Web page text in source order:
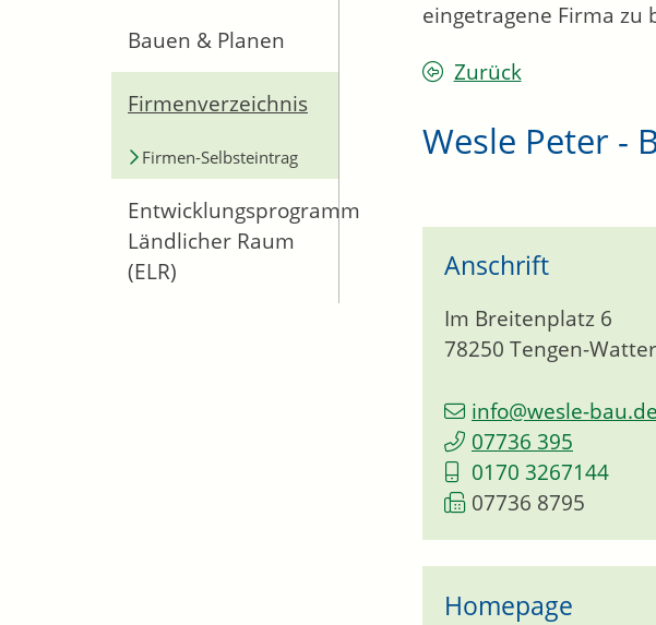
Bauen & Planen
Firmenverzeichnis
Firmen-Selbsteintrag
Entwicklungsprogramm
Ländlicher Raum
(ELR)
eingetragene Firma zu
Zurück
Wesle Peter -
Anschrift
Im Breitenplatz 6
78250 Tengen-
info@wesle-bau.de
07736 395
0170 3267144
07736 8795
Homepage